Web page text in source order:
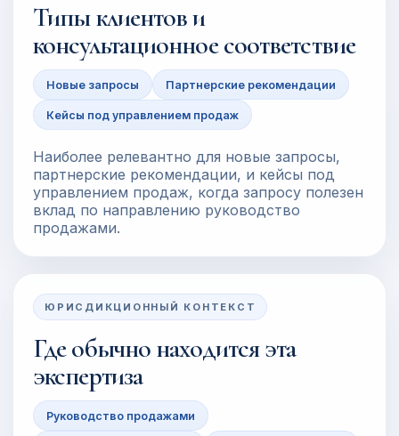
Типы клиентов и
консультационное соответствие
Новые запросы Партнерские рекомендации
Кейсы под управлением продаж
Наиболее релевантно для новые запросы,
партнерские рекомендации, и кейсы под
управлением продаж, когда запросу полезен
вклад по направлению руководство
продажами.
ЮРИСДИКЦИОННЫЙ КОНТЕКСТ
Где обычно находится эта
экспертиза
Руководство продажами